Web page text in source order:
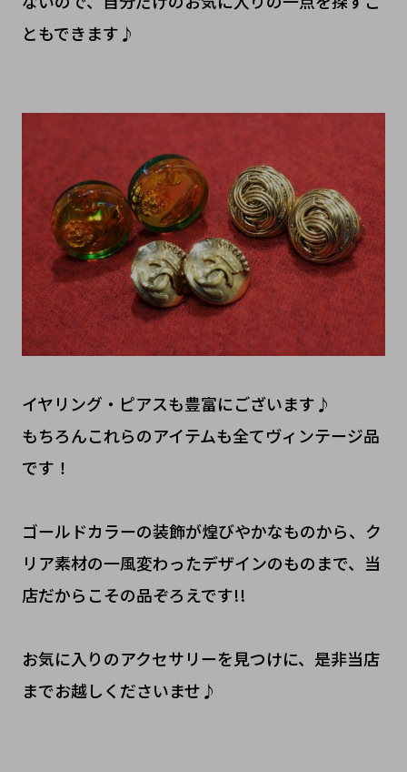
ともできます♪
イヤリング・ピアスも豊富にございます♪
もちろんこれらのアイテムも全てヴィンテージ品
です！
ゴールドカラーの装飾が煌びやかなものから、ク
リア素材の一風変わったデザインのものまで、当
店だからこその品ぞろえです!!
お気に入りのアクセサリーを見つけに、是非当店
までお越しくださいませ♪